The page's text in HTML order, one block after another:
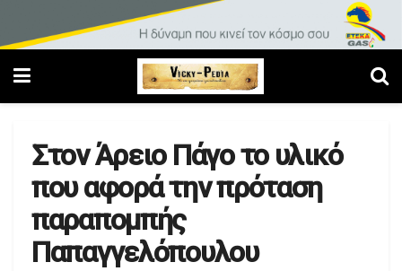
Στον Άρειο Πάγο το υλικό
που αφορά την πρόταση
παραπομπής
Παπαγγελόπουλου